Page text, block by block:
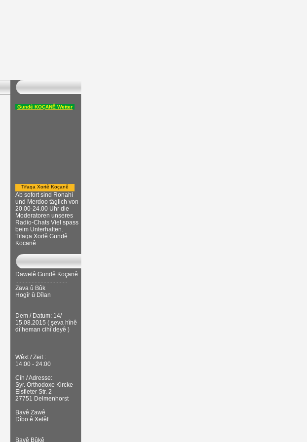
Gundê KOÇANÊ Wetter
Tifaqa Xortê Koçanê
Ab sofort sind Ronahi
und Merdoo täglich von
20.00-24.00 Uhr die
Moderatoren unseres
Radio-Chats Viel spass
beim Unterhalten.
Tifaqa Xortê Gundê
Kocanê
Dawetê Gundê Koçanê
...................................
Zava û Bûk
Hogîr û Dîlan
Dem / Datum: 14/
15.08.2015 ( şeva hînê
dî heman cihî deyê )
Wêxt / Zeit :
14:00 - 24:00
Cih / Adresse:
Syr. Orthodoxe Kircke
Elsfleter Str. 2
27751 Delmenhorst
Bavê Zawê
Dîbo ê Xelêf
Bavê Bûkê